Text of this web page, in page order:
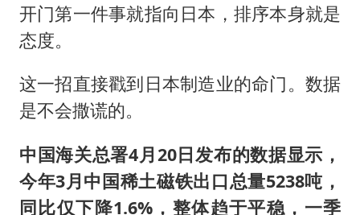
开门第一件事就指向日本，排序本身就是
态度。
这一招直接戳到日本制造业的命门。数据
是不会撒谎的。
中国海关总署4月20日发布的数据显示，
今年3月中国稀土磁铁出口总量5238吨，
同比仅下降1.6%，整体趋于平稳，一季